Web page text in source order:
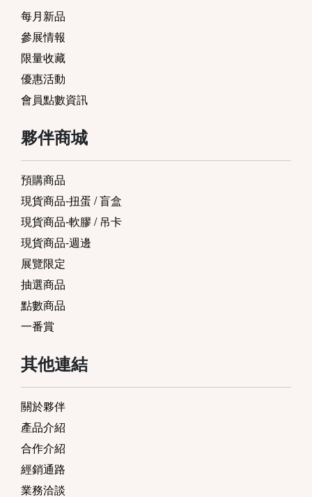
每月新品
參展情報
限量收藏
優惠活動
會員點數資訊
夥伴商城
預購商品
現貨商品-扭蛋 / 盲盒
現貨商品-軟膠 / 吊卡
現貨商品-週邊
展覽限定
抽選商品
點數商品
一番賞
其他連結
關於夥伴
產品介紹
合作介紹
經銷通路
業務洽談